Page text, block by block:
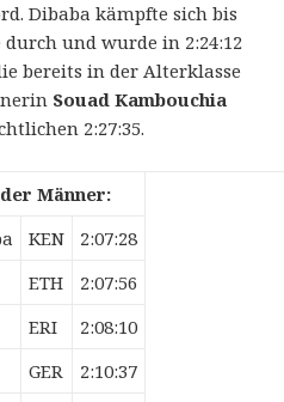
Dibaba kämpfte sich bis
und wurde in 2:24:12
bereits in der Alterklasse
Souad Kambouchia
2:27:35.
Männer:
KEN
2:07:28
ETH
2:07:56
ERI
2:08:10
GER
2:10:37